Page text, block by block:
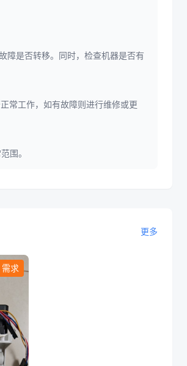
障是否转移。同时，检查机器是否有
常工作，如有故障则进行维修或更
围。
更多
需求